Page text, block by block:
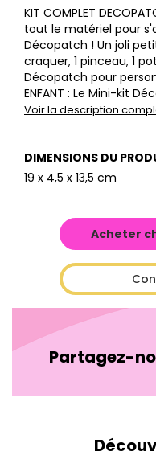
KIT COMPLET
tout le matériel pour
Décopatch ! Un joli
craquer, 1 pinceau, 1
Décopatch pour
ENFANT : Le Mini-kit
Voir la description
DIMENSIONS DU
19 x 4,5 x 13,5 cm
Acheter
Partagez-